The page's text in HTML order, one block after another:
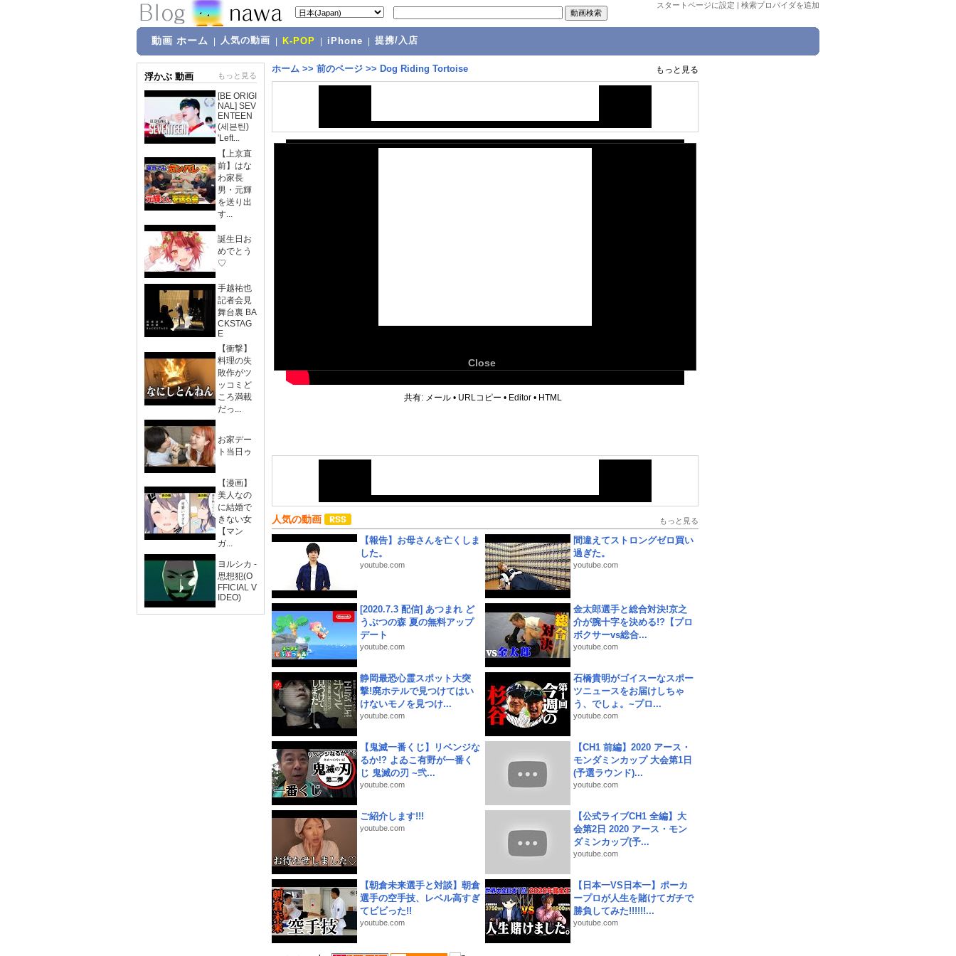
スタートページに設定 | 検索プロバイダを追加
動画 ホーム 人気の動画 K-POP iPhone 提携/入店
浮かぶ 動画 もっと見る
[BE ORIGI
NAL] SEV
ENTEEN
(세븐틴)
'Left...
【上京直
前】はな
わ家長
男・元輝
を送り出
す...
誕生日お
めでとう
♡
手越祐也
記者会見
舞台裏 BA
CKSTAG
E
【衝撃】
料理の失
敗作がツ
ッコミど
ころ満載
だっ...
お家デー
ト当日ゥ
【漫画】
美人なの
に結婚で
きない女
【マン
ガ...
ヨルシカ -
思想犯(O
FFICIAL V
IDEO)
ホーム >> 前のページ >> Dog Riding Tortoise もっと見る
Close
共有: メール • URLコピー • Editor • HTML
人気の動画 もっと見る
【報告】お母さんを亡くしま
した。
youtube.com
間違えてストロングゼロ買い
過ぎた。
youtube.com
[2020.7.3 配信] あつまれ ど
うぶつの森 夏の無料アップ
デート
youtube.com
金太郎選手と総合対決!京之
介が腕十字を決める!?【プロ
ボクサーvs総合...
youtube.com
静岡最恐心霊スポット大突
撃!廃ホテルで見つけてはい
けないモノを見つけ...
youtube.com
石橋貴明がゴイスーなスポー
ツニュースをお届けしちゃ
う、でしょ。~プロ...
youtube.com
【鬼滅一番くじ】リベンジな
るか!? よゐこ有野が一番く
じ 鬼滅の刃 ~弐...
youtube.com
【CH1 前編】2020 アース・
モンダミンカップ 大会第1日
(予選ラウンド)...
youtube.com
ご紹介します!!!
youtube.com
【公式ライブCH1 全編】大
会第2日 2020 アース・モン
ダミンカップ(予...
youtube.com
【朝倉未来選手と対談】朝倉
選手の空手技、レベル高すぎ
てビビった!!
youtube.com
【日本一VS日本一】ポーカ
ープロが人生を賭けてガチで
勝負してみた!!!!!!...
youtube.com